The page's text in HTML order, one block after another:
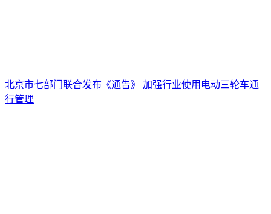
北京市七部门联合发布《通告》 加强行业使用电动三轮车通
行管理